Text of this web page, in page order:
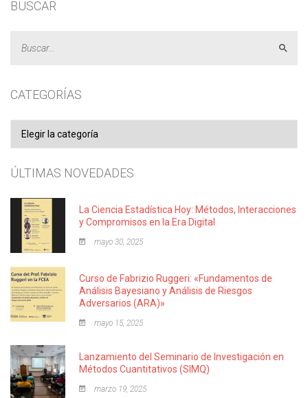
BUSCAR
CATEGORÍAS
ÚLTIMAS NOVEDADES
La Ciencia Estadística Hoy: Métodos, Interacciones
y Compromisos en la Era Digital
mayo 30, 2025
Curso de Fabrizio Ruggeri: «Fundamentos de
Análisis Bayesiano y Análisis de Riesgos
Adversarios (ARA)»
mayo 15, 2025
Lanzamiento del Seminario de Investigación en
Métodos Cuantitativos (SIMQ)
marzo 19, 2025